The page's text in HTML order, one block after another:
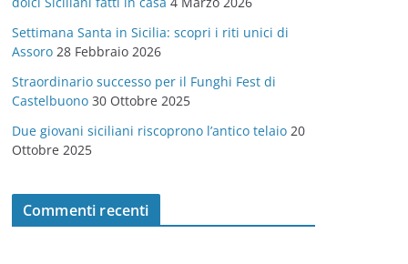
Settimana Santa in Sicilia: scopri i riti unici di
Assoro 28 Febbraio 2026
Straordinario successo per il Funghi Fest di
Castelbuono 30 Ottobre 2025
Due giovani siciliani riscoprono l’antico telaio 20
Ottobre 2025
Commenti recenti